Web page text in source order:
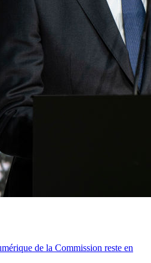
de la Commission reste en